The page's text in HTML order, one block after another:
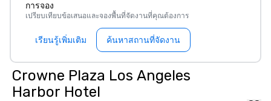
การจอง
เปรียบเทียบข้อเสนอและจองพื้นที่จัดงานที่คุณต้องการ
เรียนรู้เพิ่มเติม ค้นหาสถานที่จัดงาน
Crowne Plaza Los Angeles
Harbor Hotel